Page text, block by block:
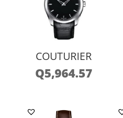
COUTURIER
Q5,964.57